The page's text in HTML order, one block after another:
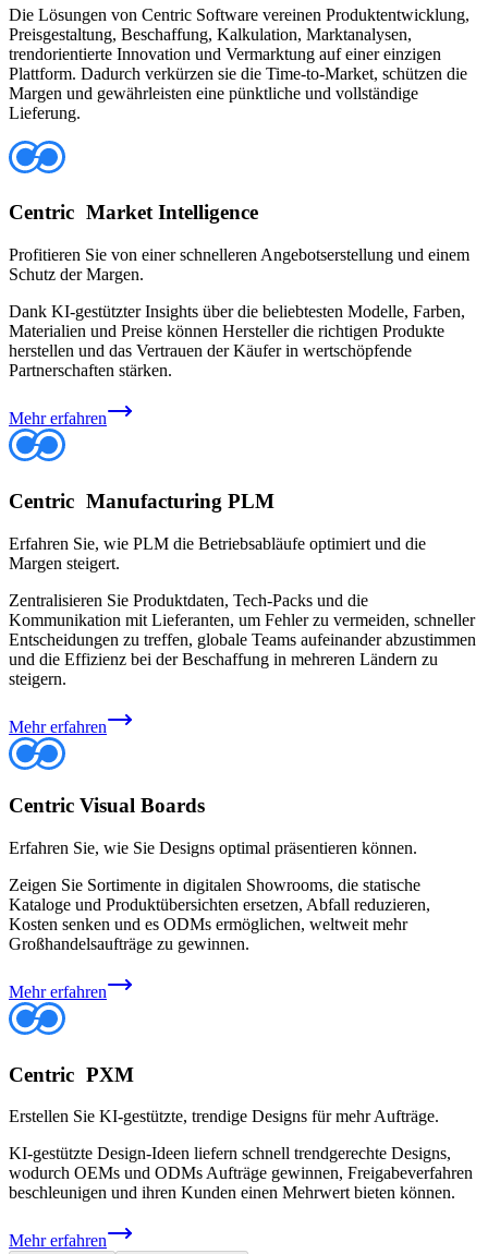
Die Lösungen von Centric Software vereinen Produktentwicklung,
Preisgestaltung, Beschaffung, Kalkulation, Marktanalysen,
trendorientierte Innovation und Vermarktung auf einer einzigen
Plattform. Dadurch verkürzen sie die Time-to-Market, schützen die
Margen und gewährleisten eine pünktliche und vollständige
Lieferung.
Centric Market Intelligence
Profitieren Sie von einer schnelleren Angebotserstellung und einem
Schutz der Margen.
Dank KI-gestützter Insights über die beliebtesten Modelle, Farben,
Materialien und Preise können Hersteller die richtigen Produkte
herstellen und das Vertrauen der Käufer in wertschöpfende
Partnerschaften stärken.
Mehr erfahren
Centric Manufacturing PLM
Erfahren Sie, wie PLM die Betriebsabläufe optimiert und die
Margen steigert.
Zentralisieren Sie Produktdaten, Tech-Packs und die
Kommunikation mit Lieferanten, um Fehler zu vermeiden, schneller
Entscheidungen zu treffen, globale Teams aufeinander abzustimmen
und die Effizienz bei der Beschaffung in mehreren Ländern zu
steigern.
Mehr erfahren
Centric Visual Boards
Erfahren Sie, wie Sie Designs optimal präsentieren können.
Zeigen Sie Sortimente in digitalen Showrooms, die statische
Kataloge und Produktübersichten ersetzen, Abfall reduzieren,
Kosten senken und es ODMs ermöglichen, weltweit mehr
Großhandelsaufträge zu gewinnen.
Mehr erfahren
Centric PXM
Erstellen Sie KI-gestützte, trendige Designs für mehr Aufträge.
KI-gestützte Design-Ideen liefern schnell trendgerechte Designs,
wodurch OEMs und ODMs Aufträge gewinnen, Freigabeverfahren
beschleunigen und ihren Kunden einen Mehrwert bieten können.
Mehr erfahren